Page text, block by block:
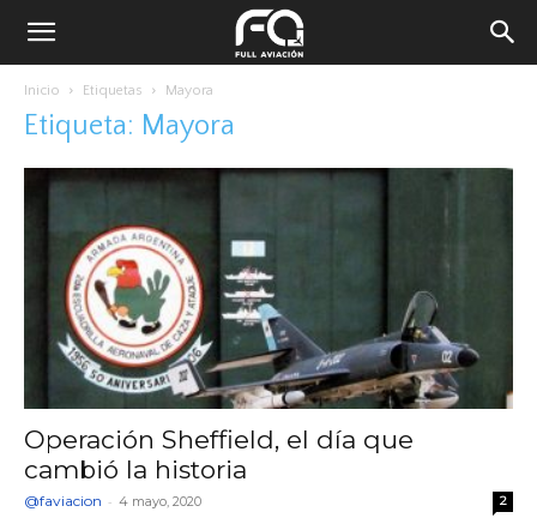
Inicio Etiquetas Mayora
Etiqueta: Mayora
Operación Sheffield, el día que
cambió la historia
@faviacion - 4 mayo, 2020 2